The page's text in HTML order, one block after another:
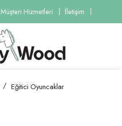
Müşteri Hizmetleri İletişim
Eğitici Oyuncaklar